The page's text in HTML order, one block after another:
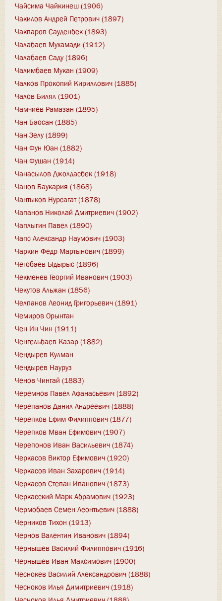
Чайсима Чайкинеш (1906)
Чакилов Андрей Петрович (1897)
Чакпаров Сауденбек (1893)
Чалабаев Мухамади (1912)
Чалабаев Саду (1896)
Чалимбаев Мукан (1909)
Чалков Прокопий Кириллович (1885)
Чалов Билял (1901)
Чамчиев Рамазан (1895)
Чан Баосан (1885)
Чан Зелу (1899)
Чан Фун Юан (1882)
Чан Фушан (1914)
Чанасылов Джолдасбек (1918)
Чанов Баукария (1868)
Чантыков Нурсагат (1878)
Чапанов Николай Дмитриевич (1902)
Чаплыгин Павел (1890)
Чапс Александр Наумович (1903)
Чаркин Федр Мартынович (1899)
Чегобаев Ыдырыс (1896)
Чекменев Георгий Иванович (1903)
Чекутов Альжан (1856)
Челпанов Леонид Григорьевич (1891)
Чемиров Орынтан
Чен Ин Чин (1911)
Ченгельбаев Казар (1882)
Чендырев Кулман
Чендырев Науруз
Ченов Чингай (1883)
Черемнов Павел Афанасьевич (1892)
Черепанов Данил Андреевич (1888)
Черепков Ефим Филиппович (1877)
Черепков Мван Ефимович (1907)
Черепонов Иван Васильевич (1874)
Черкасов Виктор Ефимович (1920)
Черкасов Иван Захарович (1914)
Черкасов Степан Иванович (1873)
Черкасский Марк Абрамович (1923)
Чермобаев Семен Леонтьевич (1888)
Черников Тихон (1913)
Чернов Валентин Иванович (1894)
Чернышев Василий Филиппович (1916)
Чернышев Иван Максимович (1900)
Чеснокев Василий Александрович (1888)
Чесноков Илья Димитриевич (1918)